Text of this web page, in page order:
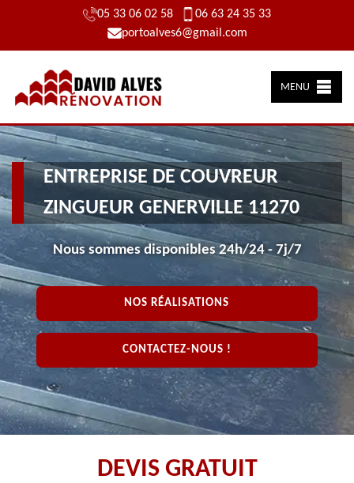
05 33 06 02 58
06 63 24 35 33
portoalves6@gmail.com
MENU
ENTREPRISE DE COUVREUR
ZINGUEUR GENERVILLE 11270
Nous sommes disponibles 24h/24 - 7j/7
NOS RÉALISATIONS
CONTACTEZ-NOUS !
DEVIS GRATUIT